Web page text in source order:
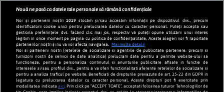
CATEGORII
Sarcina Nasterea Bebelusul
Alaptarea
Diversificarea la bebelusi
Retete bebelusi
Mama
1-3 ani 3-6 ANI Stiri pentru parinti
PARTENERI
Nouă ne pasă ca datele tale personale să rămână confidențiale
Noi și partenerii noștri 1019stocăm și/sau accesăm informații pe dispozitivul dvs., precum
identificatorii cookie unici pentru prelucrarea datelor cu caracter personal. Puteți accepta sau
gestiona preferințele dvs. făcând clic mai jos, respectiv vă puteți opune utilizării unui interes
legitim în orice moment pe pagina cu politica de confidențialitate. Aceste alegeri vor fi raportate
partenerilor noștri și nu vă vor afecta navigarea.
Mai multe detalii
Noi si partenerii nostri (retelele de socializare si agentiile de publicitate partenere, precum si
furnizorii nostri de servicii de date analitice) prelucram date pentru a permite website-ului sa
functioneze, pentru a personaliza continutul si anunturile publicitare afisate in functie de
interesele si/sau profilul dvs., pentru a va oferi functionalitati aferente retelelor de socializare si
pentru a analiza traficul pe website. Beneficiati de drepturile prevazute de art. 15-22 din GDPR in
legatura cu prelucrarea datelor cu caracter personal. Aceste drepturi pot fi exercitate prin
modalitatea indicata aici. Prin click pe “ACCEPT TOATE”, acceptati folosirea tuturor Tehnologiilor de